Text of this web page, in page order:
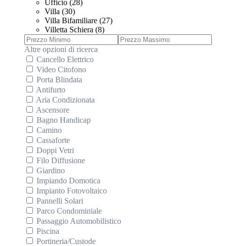
Ufficio (28)
Villa (30)
Villa Bifamiliare (27)
Villetta Schiera (8)
Altre opzioni di ricerca
Cancello Elettrico
Video Citofono
Porta Blindata
Antifurto
Aria Condizionata
Ascensore
Bagno Handicap
Camino
Cassaforte
Doppi Vetri
Filo Diffusione
Giardino
Impiando Domotica
Impianto Fotovoltaico
Pannelli Solari
Parco Condominiale
Passaggio Automobilistico
Piscina
Portineria/Custode